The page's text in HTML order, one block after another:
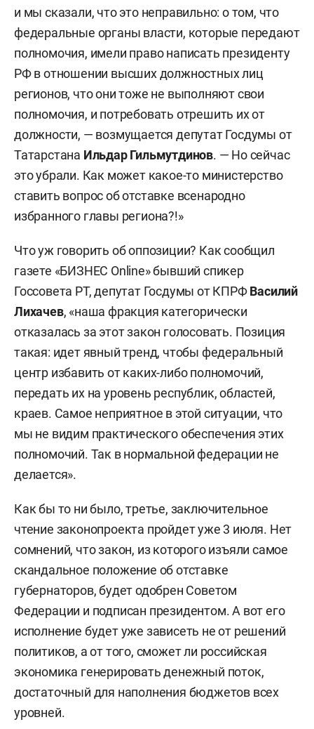
и мы сказали, что это неправильно: о том, что
федеральные органы власти, которые передают
полномочия, имели право написать президенту
РФ в отношении высших должностных лиц
регионов, что они тоже не выполняют свои
полномочия, и потребовать отрешить их от
должности, — возмущается депутат Госдумы от
Татарстана Ильдар Гильмутдинов. — Но сейчас
это убрали. Как может какое-то министерство
ставить вопрос об отставке всенародно
избранного главы региона?!»
Что уж говорить об оппозиции? Как сообщил
газете «БИЗНЕС Online» бывший спикер
Госсовета РТ, депутат Госдумы от КПРФВасилий
Лихачев, «наша фракция категорически
отказалась за этот закон голосовать. Позиция
такая: идет явный тренд, чтобы федеральный
центр избавить от каких-либо полномочий,
передать их на уровень республик, областей,
краев. Самое неприятное в этой ситуации, что
мы не видим практического обеспечения этих
полномочий. Так в нормальной федерации не
делается».
Как бы то ни было, третье, заключительное
чтение законопроекта пройдет уже 3 июля. Нет
сомнений, что закон, из которого изъяли самое
скандальное положение об отставке
губернаторов, будет одобрен Советом
Федерации и подписан президентом. А вот его
исполнение будет уже зависеть не от решений
политиков, а от того, сможет ли российская
экономика генерировать денежный поток,
достаточный для наполнения бюджетов всех
уровней.